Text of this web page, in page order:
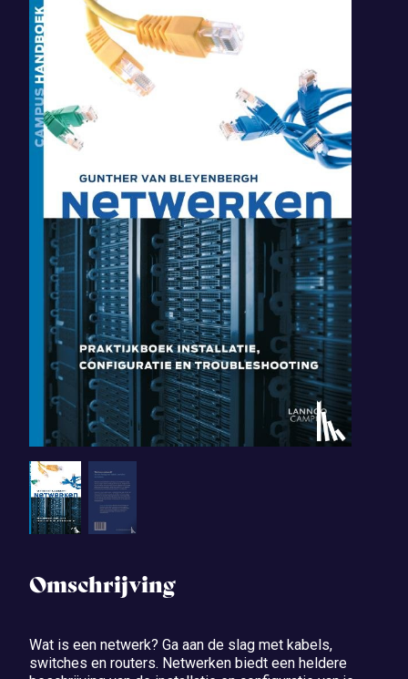
Omschrijving
Wat is een netwerk? Ga aan de slag met kabels,
switches en routers. Netwerken biedt een heldere